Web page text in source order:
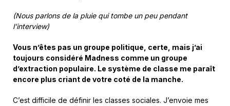
(Nous parlons de la pluie qui tombe un peu pendant
l’interview)
Vous n’êtes pas un groupe politique, certe, mais j’ai
toujours considéré Madness comme un groupe
d’extraction populaire. Le système de classe me paraît
encore plus criant de votre coté de la manche.
C’est difficile de définir les classes sociales. J’envoie mes